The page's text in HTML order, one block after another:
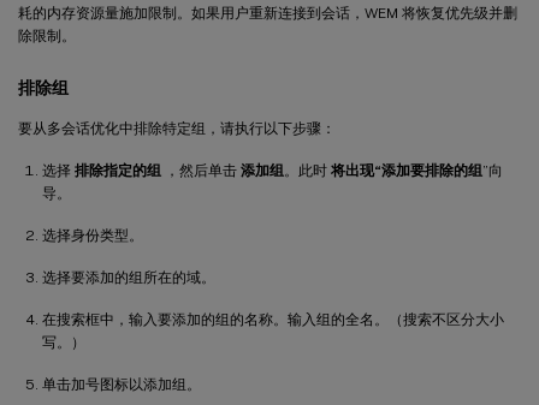
耗的内存资源量施加限制。如果用户重新连接到会话，WEM 将恢复优先级并删
除限制。
排除组
要从多会话优化中排除特定组，请执行以下步骤：
选择 排除指定的组 ，然后单击 添加组 。此时 将出现“添加要排除的组”向
导。
选择身份类型。
选择要添加的组所在的域。
在搜索框中，输入要添加的组的名称。输入组的全名。（搜索不区分大小
写。）
单击加号图标以添加组。